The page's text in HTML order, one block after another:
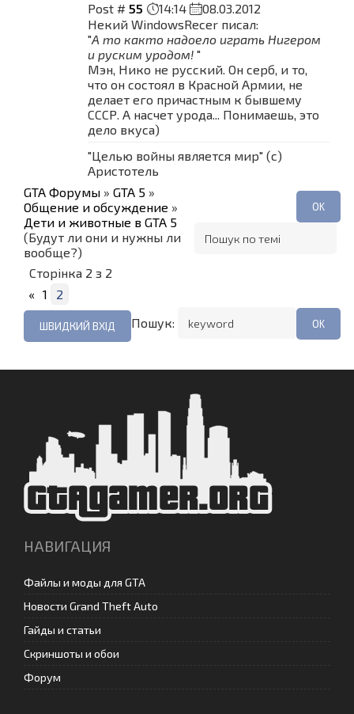
Post # 55 14:14
08.03.2012
Некий WindowsRecer писал:
"А то както надоело играть Нигером
и руским уродом! "
Мэн, Нико не русский. Он серб, и то,
что он состоял в Красной Армии, не
делает его причастным к бывшему
СССР. А насчет урода... Понимаешь, это
дело вкуса)
"Целью войны является мир" (с)
Аристотель
GTA Форумы » GTA 5 »
Общение и обсуждение »
Дети и животные в GTA 5
(Будут ли они и нужны ли
вообще?)
Сторінка 2 з 2
« 1
2
Пошук:
НАВИГАЦИЯ
Файлы и моды для GTA
Новости Grand Theft Auto
Гайды и статьи
Скриншоты и обои
Форум